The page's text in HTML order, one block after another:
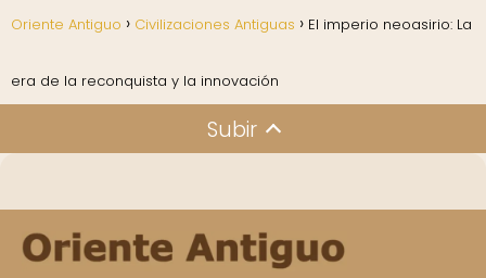
Oriente Antiguo Civilizaciones Antiguas El imperio neoasirio: La
era de la reconquista y la innovación
Subir